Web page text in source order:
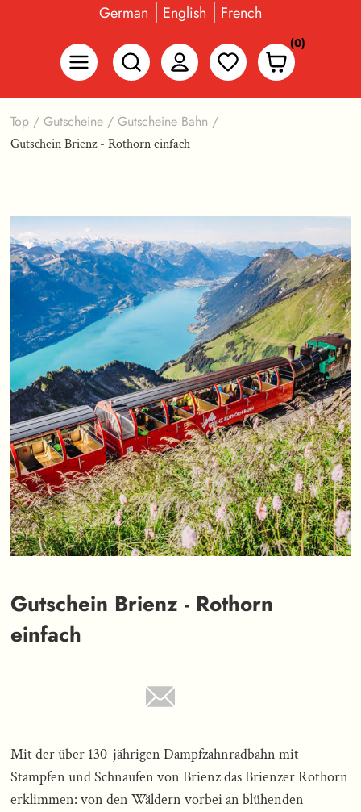
German English French
(0)
Top / Gutscheine / Gutscheine Bahn /
Gutschein Brienz - Rothorn einfach
Gutschein Brienz - Rothorn
einfach
Mit der über 130-jährigen Dampfzahnradbahn mit
Stampfen und Schnaufen von Brienz das Brienzer Rothorn
erklimmen: von den Wäldern vorbei an blühenden